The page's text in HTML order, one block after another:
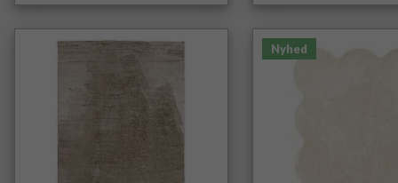
Nyhed